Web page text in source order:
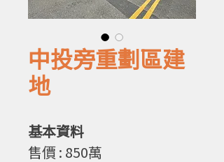
中投旁重劃區建
地
基本資料
售價 : 850萬